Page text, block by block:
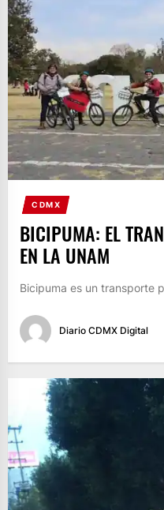
CDMX
BICIPUMA: EL
EN LA UNAM
Bicipuma es un transporte
Diario CDMX Digital